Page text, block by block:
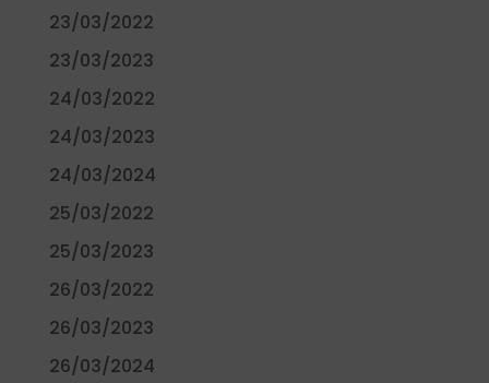
23/03/2022
23/03/2023
24/03/2022
24/03/2023
24/03/2024
25/03/2022
25/03/2023
26/03/2022
26/03/2023
26/03/2024